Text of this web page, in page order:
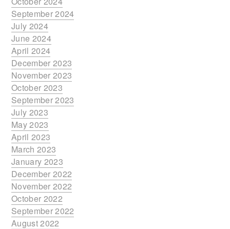
September 2024
July 2024
June 2024
April 2024
December 2023
November 2023
October 2023
September 2023
July 2023
May 2023
April 2023
March 2023
January 2023
December 2022
November 2022
October 2022
September 2022
August 2022